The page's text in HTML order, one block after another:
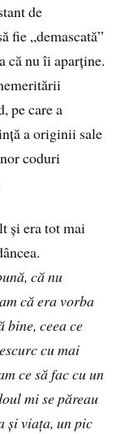
de
fie „demascată”
că nu îi aparține.
pe care a
a originii sale
coduri
și era tot mai
că nu
că era vorba
bine, ceea ce
cu mai
ce să fac cu un
mi se păreau
și viața, un pic